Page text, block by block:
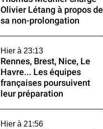
Olivier Létang à propos de
sa non-prolongation
Hier à 23:13
Rennes, Brest, Nice, Le
Havre... Les équipes
françaises poursuivent
leur préparation
Hier à 21:56